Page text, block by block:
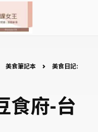
美食筆記本
美食日記:
食府-台